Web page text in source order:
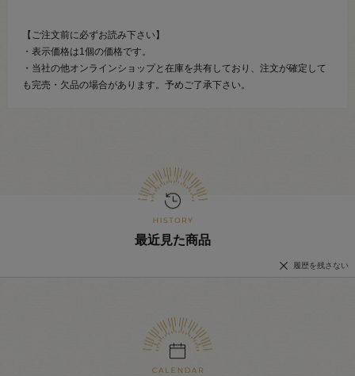
【ご注文前に必ずお読み下さい】
・表示価格は1個の価格です。
・当社の他オンラインショップと在庫を共有しており、注文が確定して
も完売・欠品の場合があります。予めご了承下さい。
最近見た商品
履歴を残さない